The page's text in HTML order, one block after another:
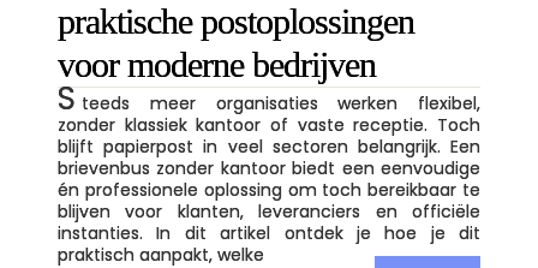
praktische postoplossingen
voor moderne bedrijven
S teeds meer organisaties werken flexibel,
zonder klassiek kantoor of vaste receptie. Toch
blijft papierpost in veel sectoren belangrijk. Een
brievenbus zonder kantoor biedt een eenvoudige
én professionele oplossing om toch bereikbaar te
blijven voor klanten, leveranciers en officiële
instanties. In dit artikel ontdek je hoe je dit
praktisch aanpakt, welke